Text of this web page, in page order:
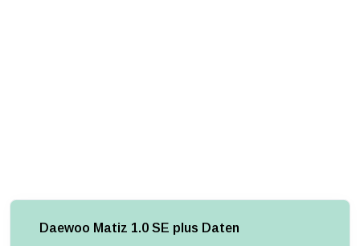
Daewoo Matiz 1.0 SE plus Daten